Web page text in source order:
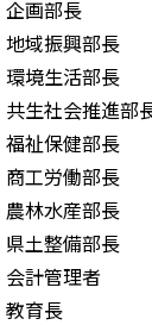
企画部
地域振興部
環境生活
共生社会推進
福祉保健部
商工労働
農林水産部
県土整備部
会計管理
教育長